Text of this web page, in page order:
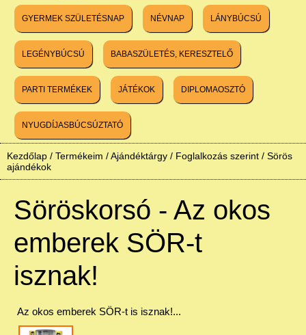
GYERMEK SZÜLETÉSNAP NÉVNAP LÁNYBÚCSÚ
LEGÉNYBÚCSÚ BABASZÜLETÉS, KERESZTELŐ
PARTI TERMÉKEK JÁTÉKOK DIPLOMAOSZTÓ
NYUGDÍJASBÚCSÚZTATÓ
Kezdőlap / Termékeim /Ajándéktárgy / Foglalkozás szerint / Sörös
ajándékok
Söröskorsó - Az okos
emberek SÖR-t
isznak!
Az okos emberek SÖR-t is isznak!...